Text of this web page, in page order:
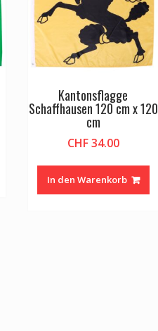
Kantonsflagge
Schaffhausen 120 cm x 120
cm
CHF34.00
In den Warenkorb